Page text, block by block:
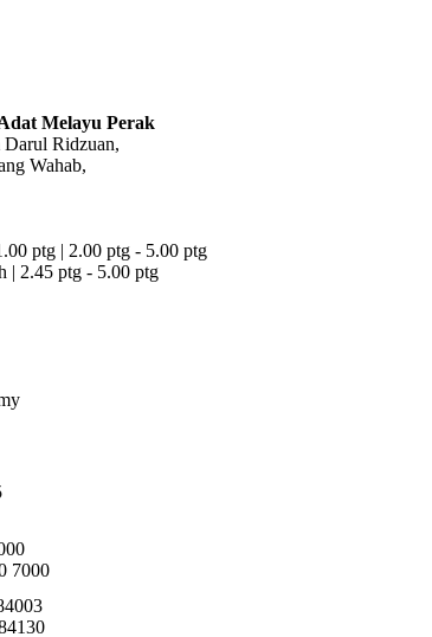
Melayu Perak
Ridzuan,
Wahab,
ptg | 2.00 ptg - 5.00 ptg
| 2.45 ptg - 5.00 ptg